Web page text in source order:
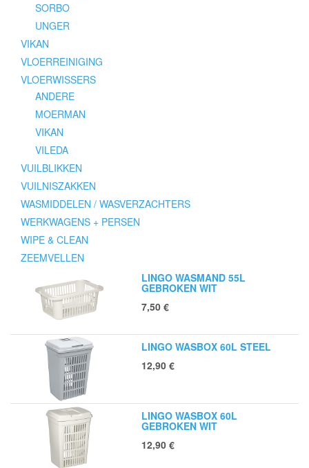
SORBO
UNGER
VIKAN
VLOERREINIGING
VLOERWISSERS
ANDERE
MOERMAN
VIKAN
VILEDA
VUILBLIKKEN
VUILNISZAKKEN
WASMIDDELEN / WASVERZACHTERS
WERKWAGENS + PERSEN
WIPE & CLEAN
ZEEMVELLEN
LINGO WASMAND 55L
GEBROKEN WIT
7,50 €
LINGO WASBOX 60L STEEL
12,90 €
LINGO WASBOX 60L
GEBROKEN WIT
12,90 €